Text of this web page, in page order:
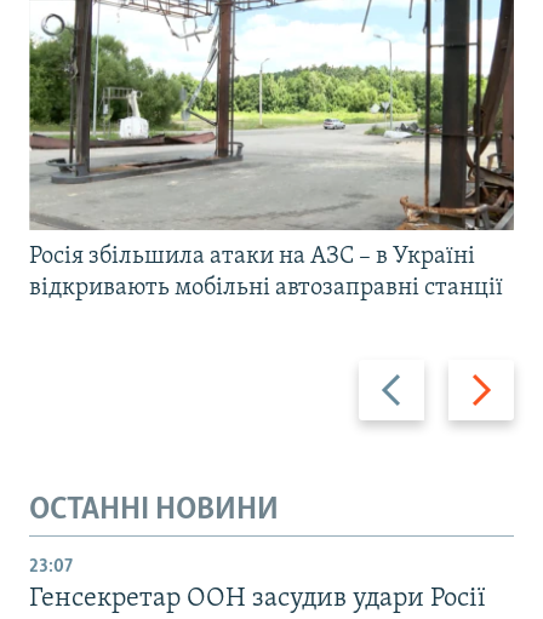
Назад Вперед
Росія збільшила атаки на АЗС – в Україні
відкривають мобільні автозаправні станції
ОСТАННІ НОВИНИ
23:07
Генсекретар ООН засудив удари Росії